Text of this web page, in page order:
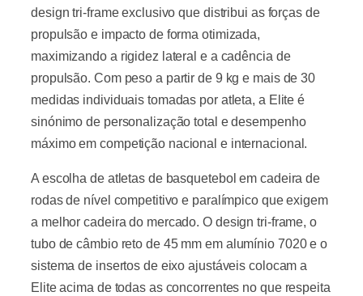
design tri-frame exclusivo que distribui as forças de
propulsão e impacto de forma otimizada,
maximizando a rigidez lateral e a cadência de
propulsão. Com peso a partir de 9 kg e mais de 30
medidas individuais tomadas por atleta, a Elite é
sinónimo de personalização total e desempenho
máximo em competição nacional e internacional.
A escolha de atletas de basquetebol em cadeira de
rodas de nível competitivo e paralímpico que exigem
a melhor cadeira do mercado. O design tri-frame, o
tubo de câmbio reto de 45 mm em alumínio 7020 e o
sistema de insertos de eixo ajustáveis colocam a
Elite acima de todas as concorrentes no que respeita